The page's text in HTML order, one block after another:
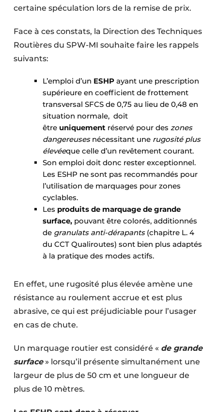
certaine spéculation lors de la remise de prix.
Face à ces constats, la Direction des Techniques
Routières du SPW-MI souhaite faire les rappels
suivants:
L’emploi d’un ESHP ayant une prescription
supérieure en coefficient de frottement
transversal SFCS de 0,75 au lieu de 0,48 en
situation normale, doit
être uniquement réservé pour des zones
dangereusesnécessitant une rugosité plus
élevéeque celle d’un revêtement courant.
Son emploi doit donc rester exceptionnel.
Les ESHP ne sont pas recommandés pour
l’utilisation de marquages pour zones
cyclables.
Les produits de marquage de grande
surface, pouvant être colorés, additionnés
de granulats anti-dérapants(chapitre L. 4
du CCT Qualiroutes) sont bien plus adaptés
à la pratique des modes actifs.
En effet, une rugosité plus élevée amène une
résistance au roulement accrue et est plus
abrasive, ce qui est préjudiciable pour l’usager
en cas de chute.
Un marquage routier est considéré « de grande
surface» lorsqu’il présente simultanément une
largeur de plus de 50 cm et une longueur de
plus de 10 mètres.